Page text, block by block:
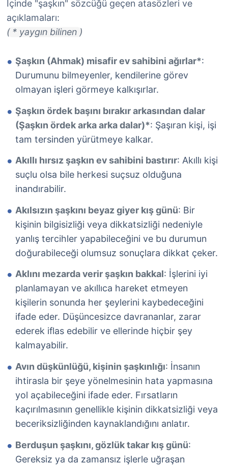
İçinde "şaşkın" sözcüğü geçen atasözleri ve
açıklamaları:
( * yaygın bilinen )
Şaşkın (Ahmak) misafir ev sahibini ağırlar*:
Durumunu bilmeyenler, kendilerine görev
olmayan işleri görmeye kalkışırlar.
Şaşkın ördek başını bırakır arkasından dalar
(Şaşkın ördek arka arka dalar)*: Şaşıran kişi, işi
tam tersinden yürütmeye kalkar.
Akıllı hırsız şaşkın ev sahibini bastırır: Akıllı kişi
suçlu olsa bile herkesi suçsuz olduğuna
inandırabilir.
Akılsızın şaşkını beyaz giyer kış günü: Bir
kişinin bilgisizliği veya dikkatsizliği nedeniyle
yanlış tercihler yapabileceğini ve bu durumun
doğurabileceği olumsuz sonuçlara dikkat çeker.
Aklını mezarda verir şaşkın bakkal: İşlerini iyi
planlamayan ve akıllıca hareket etmeyen
kişilerin sonunda her şeylerini kaybedeceğini
ifade eder. Düşüncesizce davrananlar, zarar
ederek iflas edebilir ve ellerinde hiçbir şey
kalmayabilir.
Avın düşkünlüğü, kişinin şaşkınlığı: İnsanın
ihtirasla bir şeye yönelmesinin hata yapmasına
yol açabileceğini ifade eder. Fırsatların
kaçırılmasının genellikle kişinin dikkatsizliği veya
beceriksizliğinden kaynaklandığını anlatır.
Berduşun şaşkını, gözlük takar kış günü:
Gereksiz ya da zamansız işlerle uğraşan